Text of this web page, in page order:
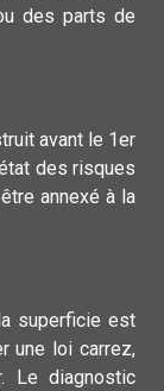
des parts de
avant le 1er
des risques
annexé à la
superficie est
une loi carrez,
Le diagnostic